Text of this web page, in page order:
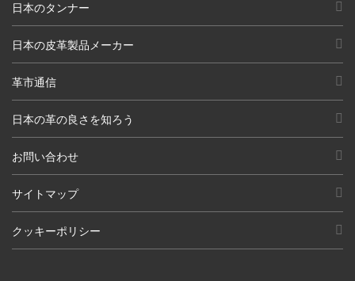
日本のタンナー
日本の皮革製品メーカー
革市通信
日本の革の良さを知ろう
お問い合わせ
サイトマップ
クッキーポリシー